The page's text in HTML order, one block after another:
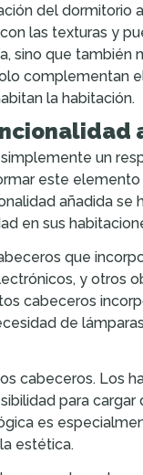
del dormitorio
las texturas y
sino que también
complementan
la habitación.
un
este
añadida se
en sus
que
y otros
cabeceros
de
cabeceros. Los
para
es
estética.